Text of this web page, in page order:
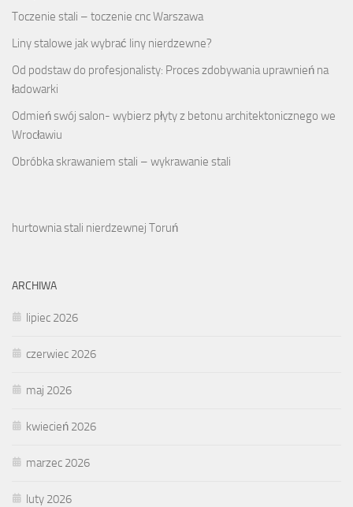
Toczenie stali – toczenie cnc Warszawa
Liny stalowe jak wybrać liny nierdzewne?
Od podstaw do profesjonalisty: Proces zdobywania uprawnień na
ładowarki
Odmień swój salon- wybierz płyty z betonu architektonicznego we
Wrocławiu
Obróbka skrawaniem stali – wykrawanie stali
hurtownia stali nierdzewnej Toruń
ARCHIWA
lipiec 2026
czerwiec 2026
maj 2026
kwiecień 2026
marzec 2026
luty 2026